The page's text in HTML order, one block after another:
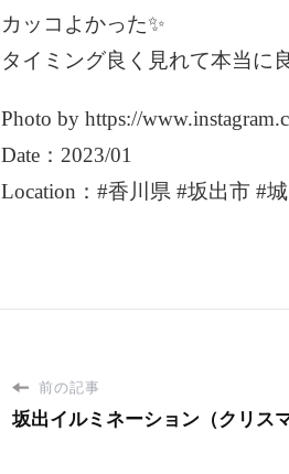
カッコよかった✨
タイミング良く見れて本当に
Photo by https://
Date：2023/01
Location：#香川県 #坂出市 #
前の記事
坂出イルミネーション（クリス